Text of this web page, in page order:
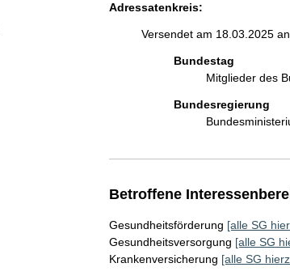
Adressatenkreis:
Versendet am 18.03.2025
Bundestag
Mitglieder des
Bundesregierung
Betroffene
Gesundheitsförderung [alle SG
Gesundheitsversorgung [alle SG
Krankenversicherung [alle SG